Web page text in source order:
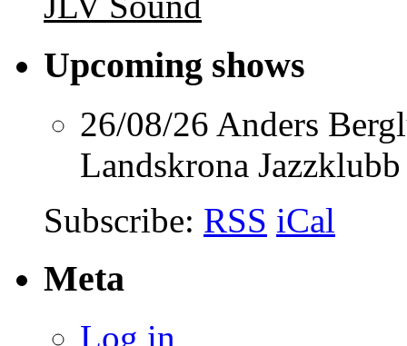
Upcoming shows
26/08/26 Anders
Landskrona Jazzklubb
Subscribe: RSS iCal
Meta
Log in